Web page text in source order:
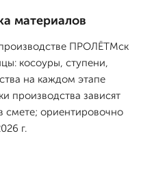
материалов
ПРОЛЁТМск
косоуры, ступени,
на каждом этапе
производства зависят
смете; ориентировочно
г.